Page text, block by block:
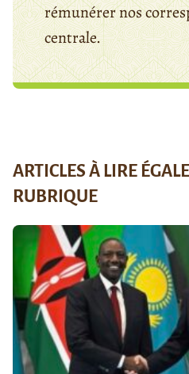
rémunérer nos
centrale.
ARTICLES À LIRE
RUBRIQUE